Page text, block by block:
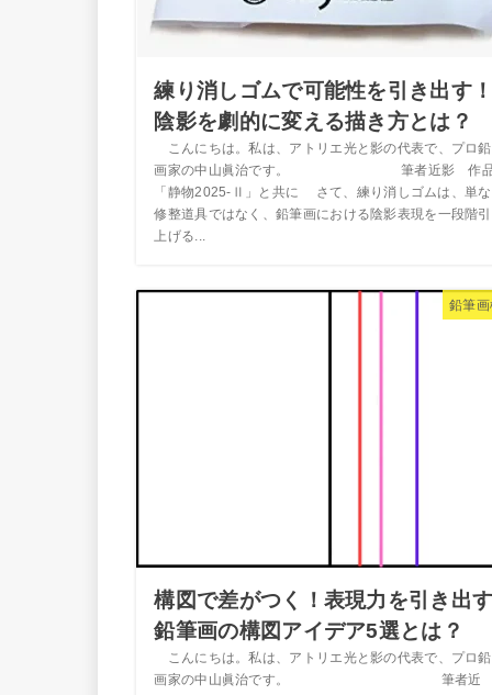
練り消しゴムで可能性を引き出す
陰影を劇的に変える描き方とは？
こんにちは。私は、アトリエ光と影の代表で、プロ
画家の中山眞治です。 筆者近影 作
「静物2025-Ⅱ」と共に さて、練り消しゴムは、単
修整道具ではなく、鉛筆画における陰影表現を一段階
上げる...
鉛筆
構図で差がつく！表現力を引き出
鉛筆画の構図アイデア5選とは？
こんにちは。私は、アトリエ光と影の代表で、プロ
画家の中山眞治です。 筆者近